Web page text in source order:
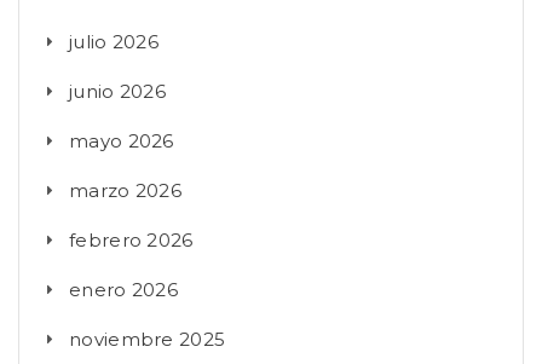
julio 2026
junio 2026
mayo 2026
marzo 2026
febrero 2026
enero 2026
noviembre 2025